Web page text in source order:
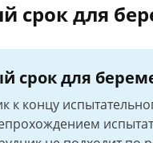
срок для
срок для
к концу